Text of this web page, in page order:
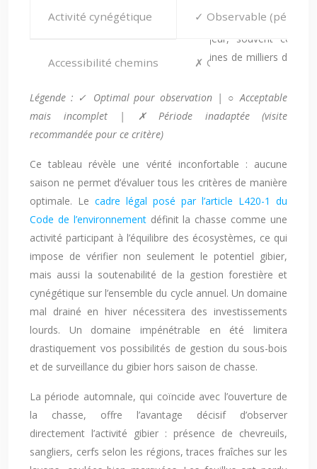
Activité cynégétique ✓ Observable (période
Légende : ✓ Optimal pour observation | ○ Acceptable
mais incomplet | ✗ Période inadaptée (visite
recommandée pour ce critère)
Ce tableau révèle une vérité inconfortable : aucune
saison ne permet d’évaluer tous les critères de manière
optimale. Le cadre légal posé par l’article L420-1 du
Code de l’environnementdéfinit la chasse comme une
activité participant à l’équilibre des écosystèmes, ce qui
impose de vérifier non seulement le potentiel gibier,
mais aussi la soutenabilité de la gestion forestière et
cynégétique sur l’ensemble du cycle annuel. Un domaine
mal drainé en hiver nécessitera des investissements
lourds. Un domaine impénétrable en été limitera
drastiquement vos possibilités de gestion du sous-bois
et de surveillance du gibier hors saison de chasse.
La période automnale, qui coïncide avec l’ouverture de
la chasse, offre l’avantage décisif d’observer
directement l’activité gibier : présence de chevreuils,
sangliers, cerfs selon les régions, traces fraîches sur les